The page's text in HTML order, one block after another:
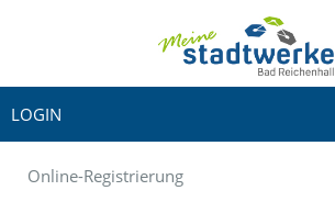
LOGIN
Online-Registrierung